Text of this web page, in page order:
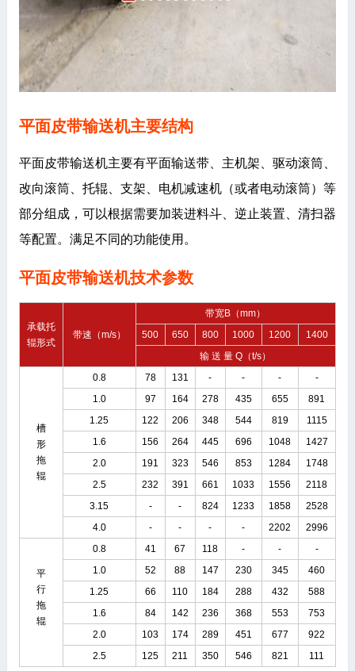
平面皮带输送机主要结构
平面皮带输送机主要有平面输送带、主机架、驱动滚筒、
改向滚筒、托辊、支架、电机减速机（或者电动滚筒）等
部分组成，可以根据需要加装进料斗、逆止装置、清扫器
等配置。满足不同的功能使用。
平面皮带输送机技术参数
承载托
辊形式
带速（m/s）
带宽B（mm）
500
650 800 1000 1200
1400
输 送 量 Q（t/s）
槽
形
拖
辊
0.8 78 131 - - -
-
1.0
97 164 278 435 655
891
1.25
122 206 348 544 819
1115
1.6
156 264 445 696 1048
1427
2.0
191 323 546 853 1284
1748
2.5
232 391 661 1033 1556
2118
3.15
- - 824 1233 1858
2528
4.0
- - - - 2202 2996
平
行
拖
辊
0.8 41 67 118 - -
-
1.0
52 88 147 230 345
460
1.25
66 110 184 288 432
588
1.6
84 142 236 368 553
753
2.0
103 174 289 451 677
922
2.5
125 211 350 546 821 111